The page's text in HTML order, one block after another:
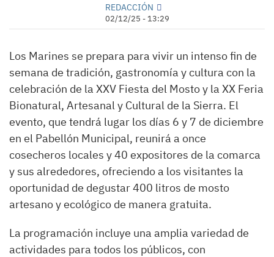
REDACCIÓN
02/12/25 - 13:29
Los Marines se prepara para vivir un intenso fin de
semana de tradición, gastronomía y cultura con la
celebración de la XXV Fiesta del Mosto y la XX Feria
Bionatural, Artesanal y Cultural de la Sierra. El
evento, que tendrá lugar los días 6 y 7 de diciembre
en el Pabellón Municipal, reunirá a once
cosecheros locales y 40 expositores de la comarca
y sus alrededores, ofreciendo a los visitantes la
oportunidad de degustar 400 litros de mosto
artesano y ecológico de manera gratuita.
La programación incluye una amplia variedad de
actividades para todos los públicos, con